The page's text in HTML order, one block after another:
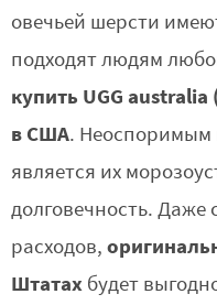
овечьей шерсти
подходят людям
купить UGG
в США. Неоспоримым
является их
долговечность. Даже
расходов,
Штатахбудет